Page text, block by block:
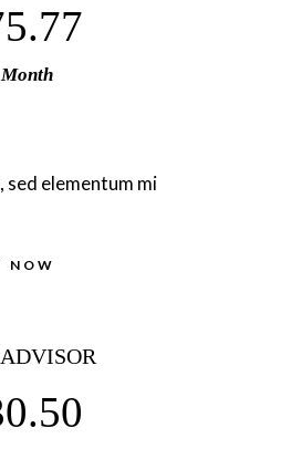
sed elementum mi
NOW